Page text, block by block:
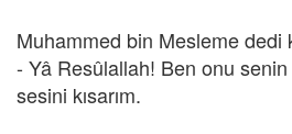
Muhammed bin Mesleme dedi
- Yâ Resûlallah! Ben onu
sesini kısarım.